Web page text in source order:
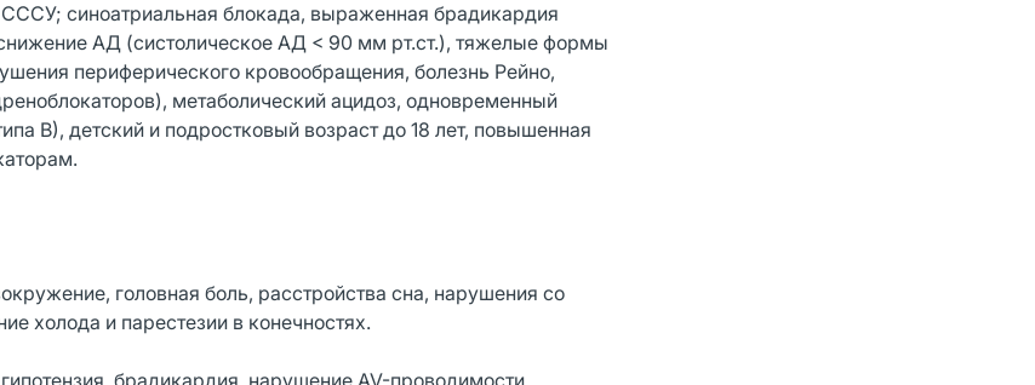
СССУ; синоатриальная блокада, выраженная брадикардия
АД (систолическое АД < 90 мм рт.ст.), тяжелые формы
периферического кровообращения, болезнь Рейно,
метаболический ацидоз, одновременный
В), детский и подростковый возраст до 18 лет, повышенная
головная боль, расстройства сна, нарушения со
холода и парестезии в конечностях.
брадикардия, нарушение AV-проводимости,